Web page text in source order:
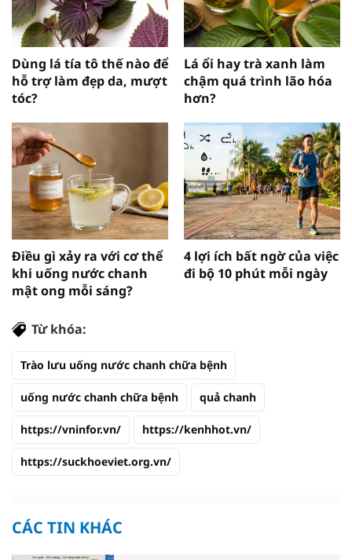
Dùng lá tía tô thế nào để
hỗ trợ làm đẹp da, mượt
tóc?
Lá ổi hay trà xanh làm
chậm quá trình lão hóa
hơn?
Điều gì xảy ra với cơ thể
khi uống nước chanh
mật ong mỗi sáng?
4 lợi ích bất ngờ của việc
đi bộ 10 phút mỗi ngày
Từ khóa:
Trào lưu uống nước chanh chữa bệnh
uống nước chanh chữa bệnh quả chanh
https://vninfor.vn/ https://kenhhot.vn/
https://suckhoeviet.org.vn/
CÁC TIN KHÁC